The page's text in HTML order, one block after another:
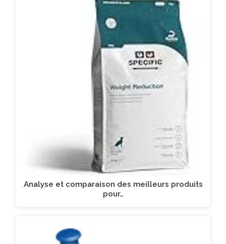
Analyse et comparaison des meilleurs produits
pour…